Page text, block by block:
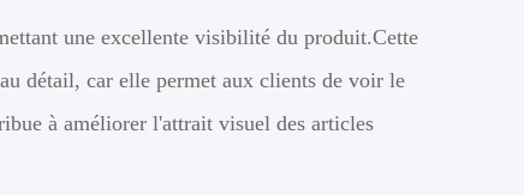
une excellente visibilité du produit.Cette
détail, car elle permet aux clients de voir le
à améliorer l'attrait visuel des articles